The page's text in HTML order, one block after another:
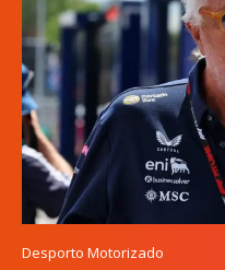
Desporto Motorizado